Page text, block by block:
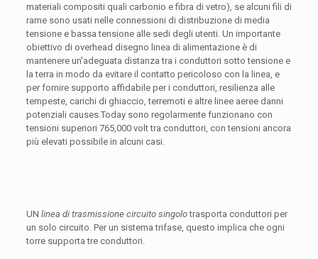
materiali compositi quali carbonio e fibra di vetro), se alcuni fili di
rame sono usati nelle connessioni di distribuzione di media
tensione e bassa tensione alle sedi degli utenti. Un importante
obiettivo di overhead disegno linea di alimentazione è di
mantenere un'adeguata distanza tra i conduttori sotto tensione e
la terra in modo da evitare il contatto pericoloso con la linea, e
per fornire supporto affidabile per i conduttori, resilienza alle
tempeste, carichi di ghiaccio, terremoti e altre linee aeree danni
potenziali causes.Today sono regolarmente funzionano con
tensioni superiori 765,000 volt tra conduttori, con tensioni ancora
più elevati possibile in alcuni casi.
UN linea di trasmissione circuito singolotrasporta conduttori per
un solo circuito. Per un sistema trifase, questo implica che ogni
torre supporta tre conduttori.